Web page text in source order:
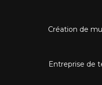
Création de
Entreprise de